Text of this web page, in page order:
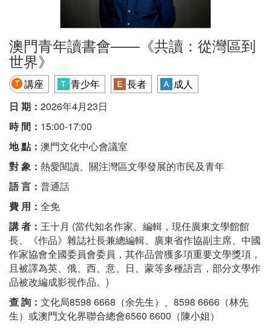
澳門青年讀書會——《共讀：從灣區到
世界》
講座 青少年 長者
成人
日 期： 2026年4月23日
時 間： 15:00-17:00
地 點： 澳門文化中心會議室
對 象： 熱愛閱讀、關注灣區文學發展的市民及青年
語 言： 普通話
費 用： 全免
講 者： 王十月 (當代知名作家、編輯，現任廣東文學館館
長、《作品》雜誌社長兼總編輯、廣東省作協副主席、中國
作家協會全國委員會委員，其作品曾獲多項重要文學獎項，
且被譯為英、俄、西、意、日、蒙等多種語言，部分文學作
品被改編成影視作品。)
查 詢： 文化局8598 6668（余先生）、8598 6666（林先
生）或澳門文化界聯合總會6560 6600（陳小姐）